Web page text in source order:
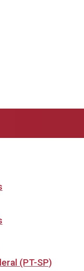
(PT-SP)